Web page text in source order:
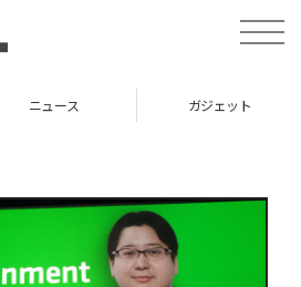
toggle
ニュース ガジェット